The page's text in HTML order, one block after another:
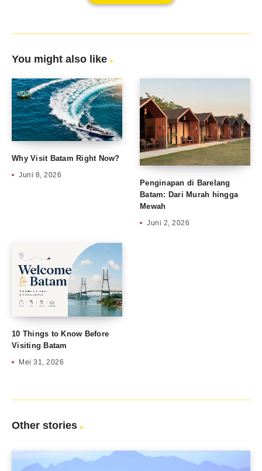
You might also like
Why Visit Batam Right Now?
Juni 8, 2026
Penginapan di Barelang
Batam: Dari Murah hingga
Mewah
Juni 2, 2026
10 Things to Know Before
Visiting Batam
Mei 31, 2026
Other stories